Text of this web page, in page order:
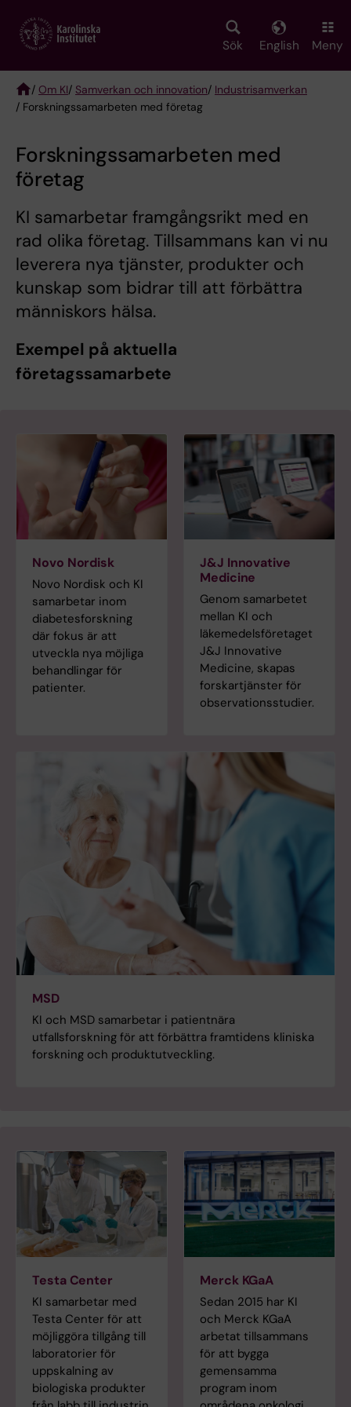
main
Sök English Meny
Breadcrumb
/ Om KI/ Samverkan och innovation/ Industrisamverkan
/ Forskningssamarbeten med företag
Forskningssamarbeten med
företag
KI samarbetar framgångsrikt med en
rad olika företag. Tillsammans kan vi nu
leverera nya tjänster, produkter och
kunskap som bidrar till att förbättra
människors hälsa.
Exempel på aktuella
företagssamarbete
Novo Nordisk
Novo Nordisk och KI
samarbetar inom
diabetesforskning
där fokus är att
utveckla nya möjliga
behandlingar för
patienter.
J&J Innovative
Medicine
Genom samarbetet
mellan KI och
läkemedelsföretaget
J&J Innovative
Medicine, skapas
forskartjänster för
observationsstudier.
MSD
KI och MSD samarbetar i patientnära
utfallsforskning för att förbättra framtidens kliniska
forskning och produktutveckling.
Testa Center
KI samarbetar med
Testa Center för att
möjliggöra tillgång till
laboratorier för
uppskalning av
biologiska produkter
Merck KGaA
Sedan 2015 har KI
och Merck KGaA
arbetat tillsammans
för att bygga
gemensamma
program inom